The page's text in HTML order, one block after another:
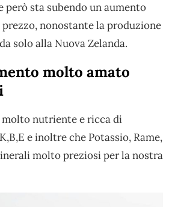
però sta subendo un aumento
nonostante la produzione
solo alla Nuova Zelanda.
molto amato
nutriente e ricca di
e inoltre che Potassio, Rame,
molto preziosi per la nostra